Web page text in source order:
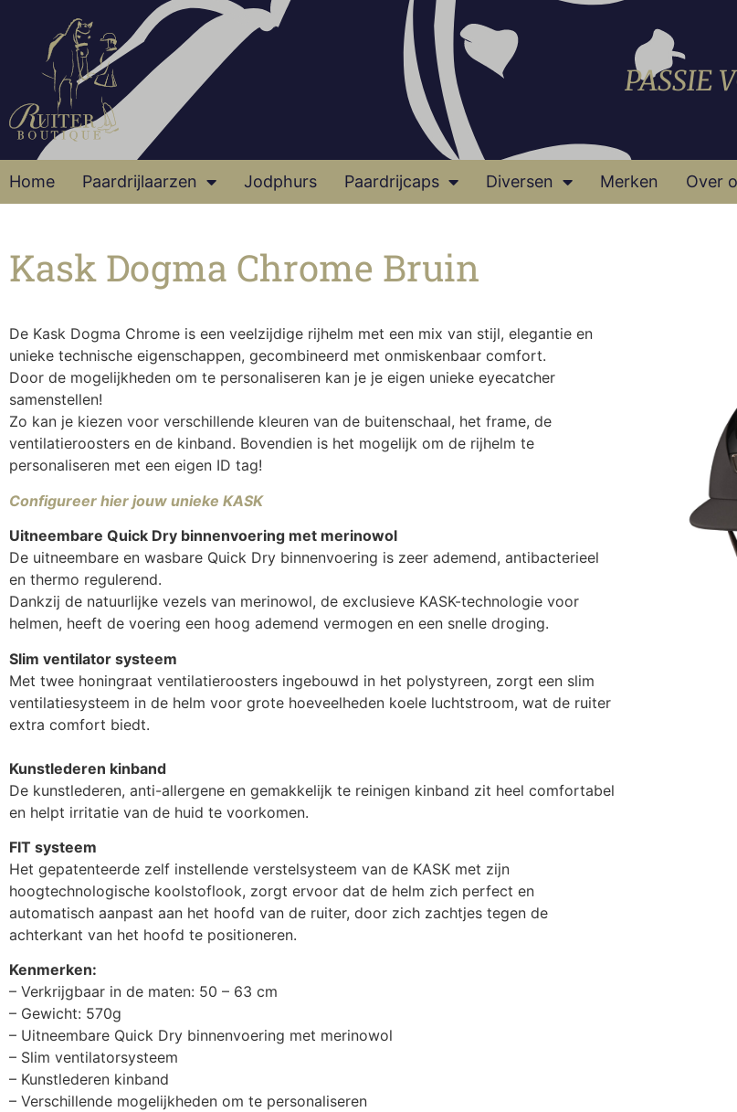
PASSIE
Home Paardrijlaarzen Jodphurs Paardrijcaps Diversen Merken Over
Kask Dogma Chrome Bruin
De Kask Dogma Chrome is een veelzijdige rijhelm met een mix van stijl, elegantie en
unieke technische eigenschappen, gecombineerd met onmiskenbaar comfort.
Door de mogelijkheden om te personaliseren kan je je eigen unieke eyecatcher
samenstellen!
Zo kan je kiezen voor verschillende kleuren van de buitenschaal, het frame, de
ventilatieroosters en de kinband. Bovendien is het mogelijk om de rijhelm te
personaliseren met een eigen ID tag!
Configureer hier jouw unieke KASK
Uitneembare Quick Dry binnenvoering met merinowol
De uitneembare en wasbare Quick Dry binnenvoering is zeer ademend, antibacterieel
en thermo regulerend.
Dankzij de natuurlijke vezels van merinowol, de exclusieve KASK-technologie voor
helmen, heeft de voering een hoog ademend vermogen en een snelle droging.
Slim ventilator systeem
Met twee honingraat ventilatieroosters ingebouwd in het polystyreen, zorgt een slim
ventilatiesysteem in de helm voor grote hoeveelheden koele luchtstroom, wat de ruiter
extra comfort biedt.
Kunstlederen kinband
De kunstlederen, anti-allergene en gemakkelijk te reinigen kinband zit heel comfortabel
en helpt irritatie van de huid te voorkomen.
FIT systeem
Het gepatenteerde zelf instellende verstelsysteem van de KASK met zijn
hoogtechnologische koolstoflook, zorgt ervoor dat de helm zich perfect en
automatisch aanpast aan het hoofd van de ruiter, door zich zachtjes tegen de
achterkant van het hoofd te positioneren.
Kenmerken:
– Verkrijgbaar in de maten: 50 – 63 cm
– Gewicht: 570g
– Uitneembare Quick Dry binnenvoering met merinowol
– Slim ventilatorsysteem
– Kunstlederen kinband
– Verschillende mogelijkheden om te personaliseren